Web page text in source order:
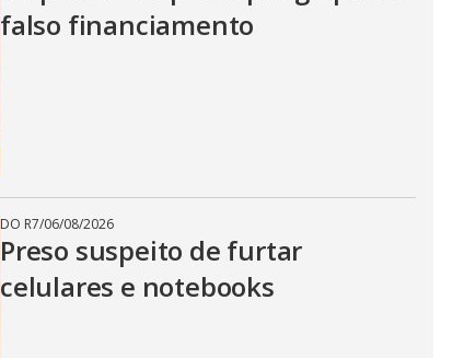
falso financiamento
DO R7/06/08/2026
Preso suspeito de furtar
celulares e notebooks